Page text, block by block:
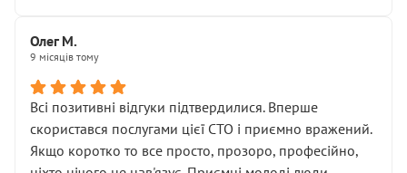
Олег М.
9 місяців тому
Всі позитивні відгуки підтвердилися. Вперше
скористався послугами цієї СТО і приємно вражений.
Якщо коротко то все просто, прозоро, професійно,